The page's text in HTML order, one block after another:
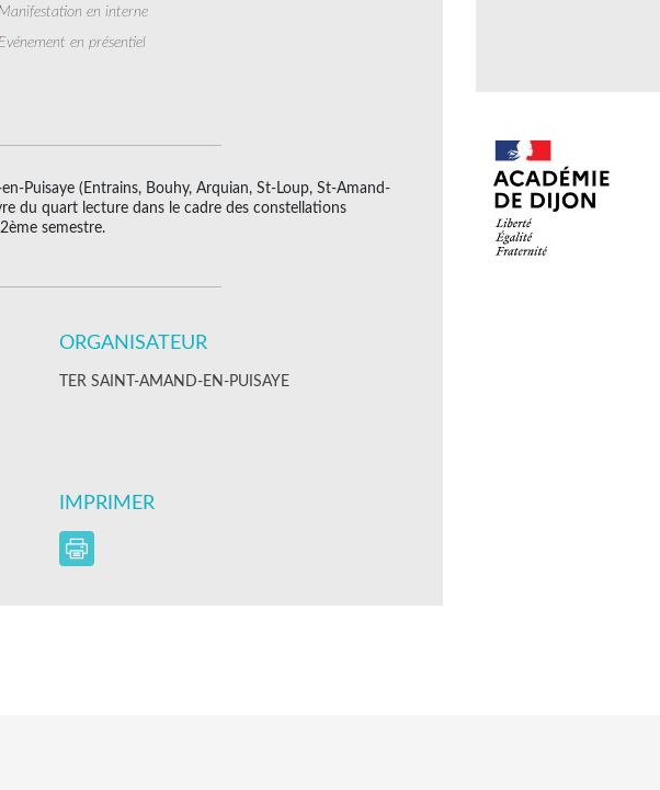
Manifestation en interne
Evénement en présentiel
Puisaye (Entrains, Bouhy, Arquian, St-Loup, St-Amand-
du quart lecture dans le cadre des constellations
semestre.
ORGANISATEUR
TER SAINT-AMAND-EN-PUISAYE
IMPRIMER